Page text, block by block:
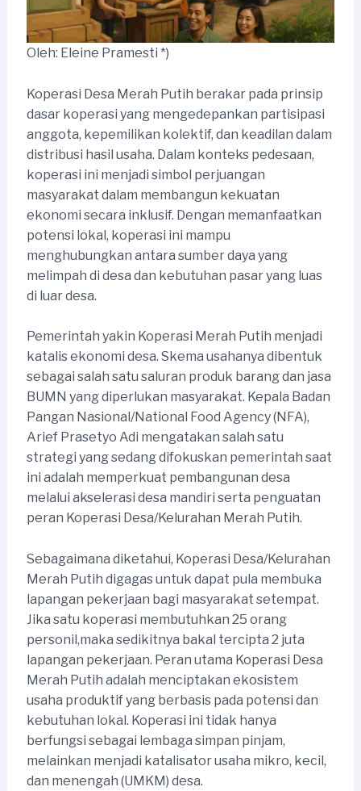
Oleh: Eleine Pramesti *)
Koperasi Desa Merah Putih berakar pada prinsip
dasar koperasi yang mengedepankan partisipasi
anggota, kepemilikan kolektif, dan keadilan dalam
distribusi hasil usaha. Dalam konteks pedesaan,
koperasi ini menjadi simbol perjuangan
masyarakat dalam membangun kekuatan
ekonomi secara inklusif. Dengan memanfaatkan
potensi lokal, koperasi ini mampu
menghubungkan antara sumber daya yang
melimpah di desa dan kebutuhan pasar yang luas
di luar desa.
Pemerintah yakin Koperasi Merah Putih menjadi
katalis ekonomi desa. Skema usahanya dibentuk
sebagai salah satu saluran produk barang dan jasa
BUMN yang diperlukan masyarakat. Kepala Badan
Pangan Nasional/National Food Agency (NFA),
Arief Prasetyo Adi mengatakan salah satu
strategi yang sedang difokuskan pemerintah saat
ini adalah memperkuat pembangunan desa
melalui akselerasi desa mandiri serta penguatan
peran Koperasi Desa/Kelurahan Merah Putih.
Sebagaimana diketahui, Koperasi Desa/Kelurahan
Merah Putih digagas untuk dapat pula membuka
lapangan pekerjaan bagi masyarakat setempat.
Jika satu koperasi membutuhkan 25 orang
personil,maka sedikitnya bakal tercipta 2 juta
lapangan pekerjaan. Peran utama Koperasi Desa
Merah Putih adalah menciptakan ekosistem
usaha produktif yang berbasis pada potensi dan
kebutuhan lokal. Koperasi ini tidak hanya
berfungsi sebagai lembaga simpan pinjam,
melainkan menjadi katalisator usaha mikro, kecil,
dan menengah (UMKM) desa.